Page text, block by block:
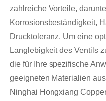
zahlreiche Vorteile,
Korrosionsbeständigkeit,
Drucktoleranz. Um eine
Langlebigkeit des Ventils
die für Ihre spezifische
geeigneten Materialien
Ninghai Hongxiang